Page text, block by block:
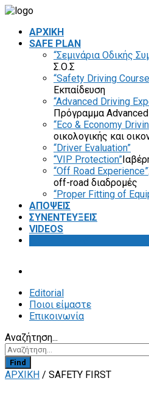
ΑΡΧΙΚΗ
SAFE PLAN
“Σεμινάρια Οδικής
Σ.Ο.Σ
“Safety Driving
Εκπαίδευση
“Advanced Driving
Πρόγραμμα Advanced
“Eco & Economy
οικολογικής και
“Driver Evaluation”
“VIP Protection”
“Off Road Experience”
off-road διαδρομές
“Proper Fitting of
ΑΠΟΨΕΙΣ
ΣΥΝΕΝΤΕΥΞΕΙΣ
VIDEOS
Editorial
Ποιοι είμαστε
Επικοινωνία
Αναζήτηση...
Find
ΑΡΧΙΚΗ / SAFETY FIRST